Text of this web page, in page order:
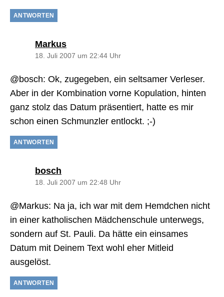
ANTWORTEN
Markussagt:
18. Juli 2007 um 22:44 Uhr
@bosch: Ok, zugegeben, ein seltsamer Verleser.
Aber in der Kombination vorne Kopulation, hinten
ganz stolz das Datum präsentiert, hatte es mir
schon einen Schmunzler entlockt. ;-)
ANTWORTEN
bosch
18. Juli 2007 um 22:48 Uhr
@Markus: Na ja, ich war mit dem Hemdchen nicht
in einer katholischen Mädchenschule unterwegs,
sondern auf St. Pauli. Da hätte ein einsames
Datum mit Deinem Text wohl eher Mitleid
ausgelöst.
ANTWORTEN